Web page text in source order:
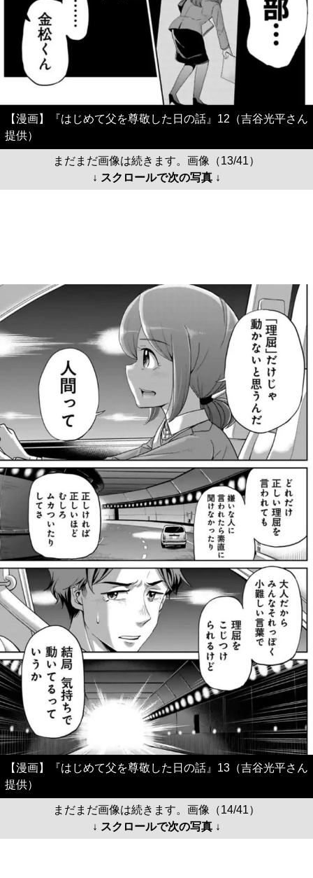
【漫画】『はじめて父を尊敬した日の話』12（吉谷光平さん
提供）
まだまだ画像は続きます。画像（13/41）
↓ スクロールで次の写真 ↓
【漫画】『はじめて父を尊敬した日の話』13（吉谷光平さん
提供）
まだまだ画像は続きます。画像（14/41）
↓ スクロールで次の写真 ↓